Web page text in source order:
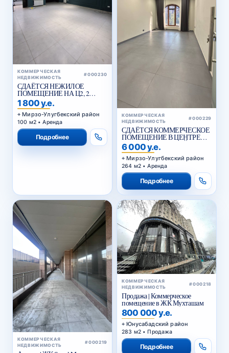
КОММЕРЧЕСКАЯ
НЕДВИЖИМОСТЬ
#000230
СДАЁТСЯ НЕЖИЛОЕ
ПОМЕЩЕНИЕ НА Ц2, 2
ЛИНИЯ ВДОЛЬ ДОРОГИ
1 800 у.е.
Мирзо-Улугбекский район
100 м2 • Аренда
Подробнее
КОММЕРЧЕСКАЯ
НЕДВИЖИМОСТЬ
#000229
СДАЁТСЯ КОММЕРЧЕСКОЕ
ПОМЕЩЕНИЕ В ЦЕНТРЕ
ГОРОДА НА ПЕРВОЙ
ЛИНИИ
6 000 у.е.
Мирзо-Улугбекский район
264 м2 • Аренда
Подробнее
КОММЕРЧЕСКАЯ
НЕДВИЖИМОСТЬ
#000219
КОММЕРЧЕСКАЯ
НЕДВИЖИМОСТЬ
#000218
Продажа | Коммерческое
помещение в ЖК Мухташам
800 000 у.е.
Юнусабадский район
283 м2 • Продажа
Подробнее